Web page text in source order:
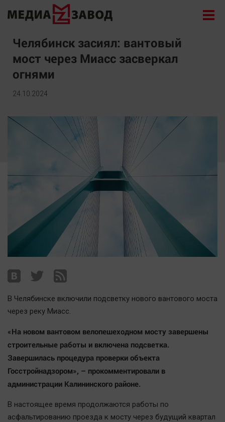
Новости
Экономика
Происшествия
Общество
Культура
Здоровье
Курилка
Наша победа
Экономика
Происшествия
Здоровье
Мнения
Спорт
Отраслевые темы
Челябинск засиял: вантовый
мост через Миасс засверкал
огнями
24.10.2024
В Челябинске включили подсветку нового вантового моста
через реку Миасс.
«На новом вантовом велопешеходном мосту завершены
строительные работы и включена подсветка.
Завершилась процедура проверки объекта
Госстройнадзором», – прокомментировали в
администрации Калининского районе.
В настоящее время продолжаются работы по
асфальтированию проезда к мосту через будущий квартал